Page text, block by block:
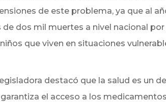
de este problema, ya que al
de dos mil muertes a nivel nacional
que viven en situaciones
destacó que la salud es un
el acceso a los